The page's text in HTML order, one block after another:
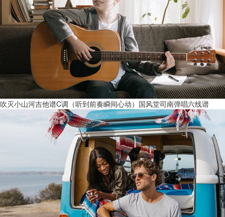
吹灭小山河吉他谱C调（听到前奏瞬间心动）国风堂司南弹唱六线谱